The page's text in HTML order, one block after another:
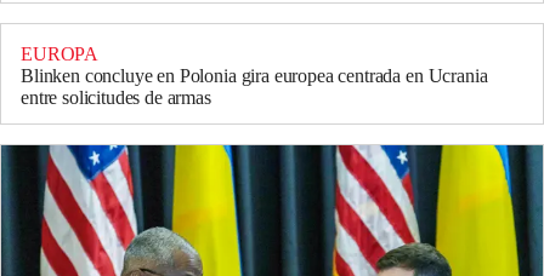
EUROPA
Blinken concluye en Polonia gira europea centrada en Ucrania
entre solicitudes de armas